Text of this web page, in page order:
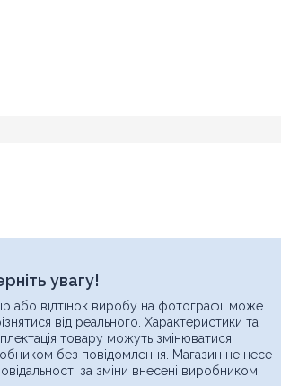
увагу!
або відтінок виробу на фотографії може
від реального. Характеристики та
товару можуть змінюватися
без повідомлення. Магазин не несе
за зміни внесені виробником.
магазину! Якщо ви блукаючи по
ціну потрібного Вам товару дешевше ніж у
і ми будемо раді запропонувати вигіднішу